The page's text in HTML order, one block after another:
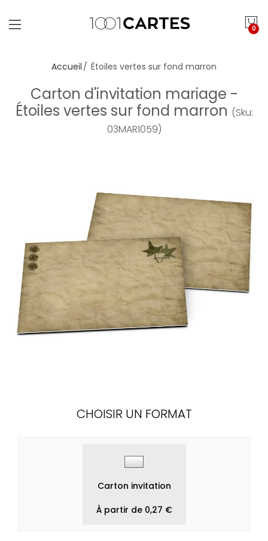
0
Accueil Étoiles vertes sur fond marron
Carton d'invitation mariage -
Étoiles vertes sur fond marron (Sku:
03MAR1059)
CHOISIR UN FORMAT
Carton invitation
À partir de 0,27 €